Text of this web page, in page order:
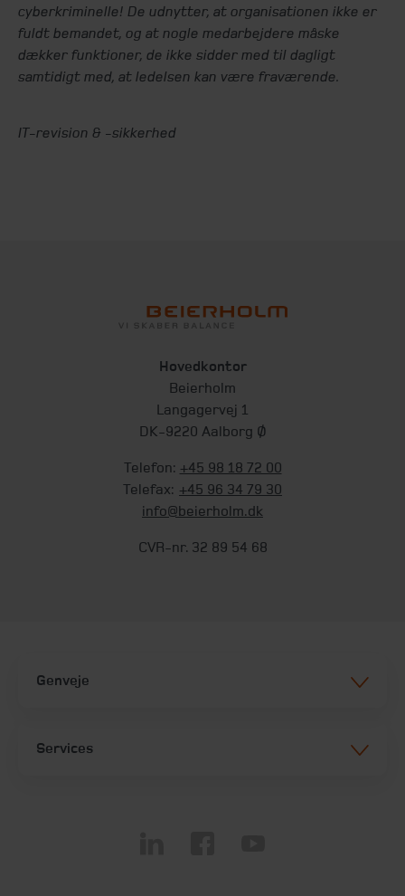
cyberkriminelle! De udnytter, at organisationen ikke er
fuldt bemandet, og at nogle medarbejdere måske
dækker funktioner, de ikke sidder med til dagligt
samtidigt med, at ledelsen kan være fraværende.
IT-revision & -sikkerhed
Hovedkontor
Beierholm
Langagervej 1
DK-9220 Aalborg Ø
Telefon: +45 98 18 72 00
Telefax: +45 96 34 79 30
info@beierholm.dk
CVR-nr. 32 89 54 68
Genveje
Services